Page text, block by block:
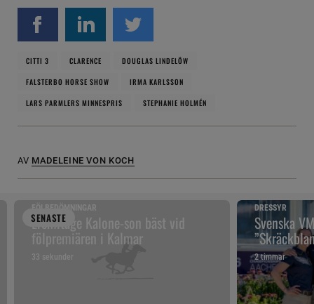
CITTI 3 CLARENCE
DOUGLAS LINDELÖW
FALSTERBO HORSE SHOW
IRMA KARLSSON
LARS PARMLERS MINNESPRIS
STEPHANIE HOLMÉN
AV MADELEINE VON KOCH
SENASTE
FÖLBEDÖMNINGAR
Eremitage Kalone-son bäst vid
fölpremiären i Kalmar
33 sekunder
DRESSYR
Svenska
2 timmar